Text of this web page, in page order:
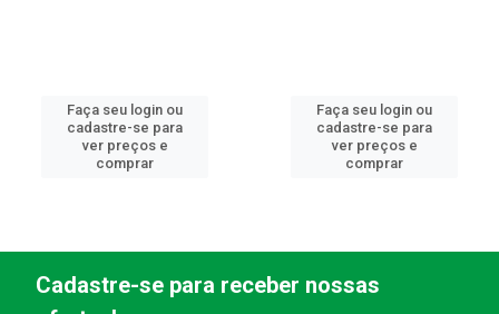
Faça seu login ou
cadastre-se para
ver preços e
comprar
Faça seu login ou
cadastre-se para
ver preços e
comprar
Cadastre-se para receber nossas